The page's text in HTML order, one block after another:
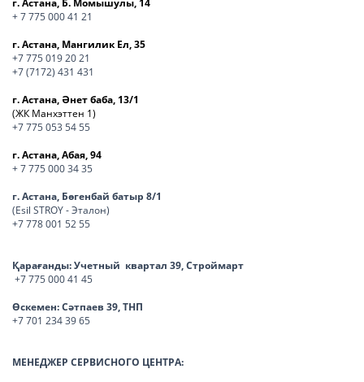
г. Астана, Б. Момышулы, 14
+ 7 775 000 41 21
г. Астана, Мангилик Ел, 35
+7 775 019 20 21
+7 (7172) 431 431
г. Астана, Әнет баба, 13/1
(ЖК Манхэттен 1)
+7 775 053 54 55
г. Астана, Абая, 94
+ 7 775 000 34 35
г. Астана, Бөгенбай батыр 8/1
(Esil STROY - Эталон)
+7 778 001 52 55
Қарағанды:Учетный квартал 39, Строймарт
+7 775 000 41 45
Өскемен:Сәтпаев 39, ТНП
+7 701 234 39 65
МЕНЕДЖЕР СЕРВИСНОГО ЦЕНТРА: